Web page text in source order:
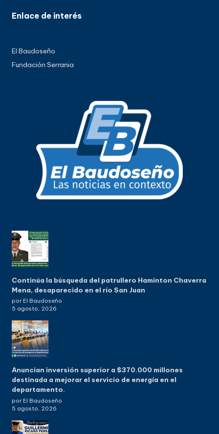
Enlace de interés
El Baudoseño
Fundación Serrania
Continúa la búsqueda del patrullero Haminton Chaverra
Mena, desaparecido en el río San Juan
por El Baudoseño
5 agosto, 2026
Anuncian inversión superior a $370.000 millones
destinada a mejorar el servicio de energía en el
departamento.
por El Baudoseño
5 agosto, 2026